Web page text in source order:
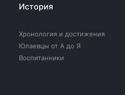
История
Хронология и достижения
Юлаевцы от А до Я
Воспитанники